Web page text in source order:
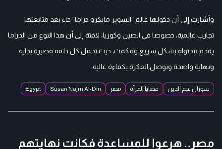
وأشارت إلى أن دخولها عالم “السوبر مايكرو دراما” جاء بعد متابعتها
تجارب عالمية، خصوصا في الصين وكوريا، لافتة إلى أن هذا النوع من الدراما
يقدم محتواه بشكل سريع ومكمث، حيث تحمل كل حلقة قصيرة بداية
ونهاية واضحة وتوصل الفكرة بكفاءة عالية.
سوزان نجم الدين قضايا المرأة مصر Susan Najm Al-Din
Egypt
مصر.. هرعوا للمساعدة فكانت نهايتهم